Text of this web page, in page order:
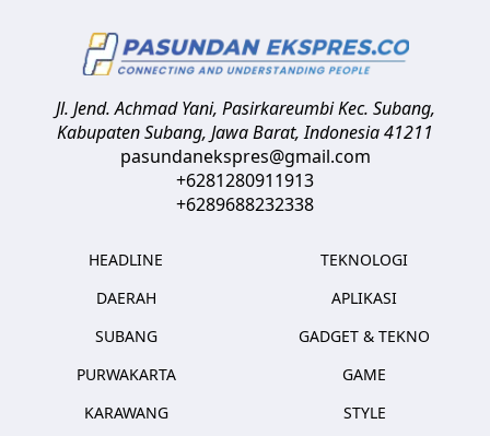
Jl. Jend. Achmad Yani, Pasirkareumbi Kec. Subang,
Kabupaten Subang, Jawa Barat,Indonesia41211
pasundanekspres@gmail.com
+6281280911913
+6289688232338
HEADLINE
DAERAH
SUBANG
PURWAKARTA
KARAWANG
TEKNOLOGI
APLIKASI
GADGET & TEKNO
GAME
STYLE